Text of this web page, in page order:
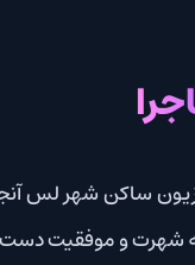
شهر لس آنجلس که
دست پیدا کنند و…